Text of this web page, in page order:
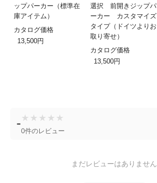
ップパーカー（標準在
庫アイテム）
カタログ価格
13,500円
選択 前開きジップパ
ーカー カスタマイズ
タイプ（ドイツよりお
取り寄せ）
カタログ価格
13,500円
- ★ ★ ★ ★ ★
0件のレビュー
まだレビューはありません